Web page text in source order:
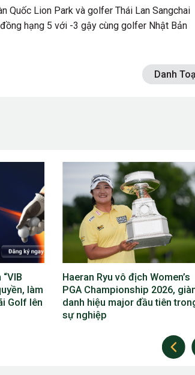
Quốc Lion Park và golfer Thái Lan Sangchai
hạng 5 với -3 gậy cùng golfer Nhật Bản
Danh
giành
trong
Eugenio Chacarra thắng
tại Italian Open, giành vé dự
Open